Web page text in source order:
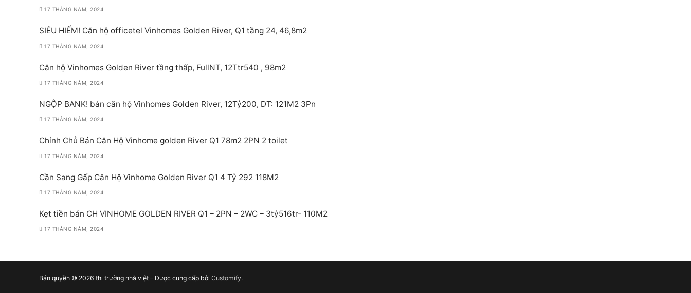
17 THÁNG NĂM, 2024
SIÊU HIẾM! Căn hộ officetel Vinhomes Golden River, Q1 tầng 24, 46,8m2
17 THÁNG NĂM, 2024
Căn hộ Vinhomes Golden River tầng thấp, FullNT, 12Ttr540 , 98m2
17 THÁNG NĂM, 2024
NGỘP BANK! bán căn hộ Vinhomes Golden River, 12Tỷ200, DT: 121M2 3Pn
17 THÁNG NĂM, 2024
Chính Chủ Bán Căn Hộ Vinhome golden River Q1 78m2 2PN 2 toilet
17 THÁNG NĂM, 2024
Cần Sang Gấp Căn Hộ Vinhome Golden River Q1 4 Tỷ 292 118M2
17 THÁNG NĂM, 2024
Kẹt tiền bán CH VINHOME GOLDEN RIVER Q1 – 2PN – 2WC – 3tỷ516tr- 110M2
17 THÁNG NĂM, 2024
Bản quyền © 2026 thị trường nhà việt – Được cung cấp bởi Customify.